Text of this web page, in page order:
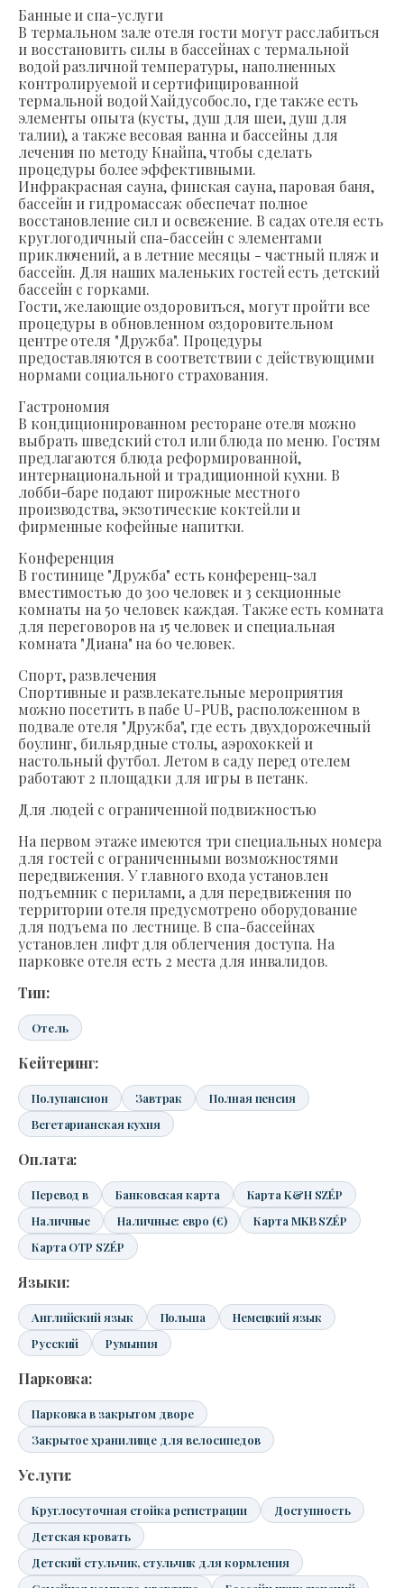
Банные и спа-услуги
В термальном зале отеля гости могут расслабиться
и восстановить силы в бассейнах с термальной
водой различной температуры, наполненных
контролируемой и сертифицированной
термальной водой Хайдусобосло, где также есть
элементы опыта (кусты, душ для шеи, душ для
талии), а также весовая ванна и бассейны для
лечения по методу Кнайпа, чтобы сделать
процедуры более эффективными.
Инфракрасная сауна, финская сауна, паровая баня,
бассейн и гидромассаж обеспечат полное
восстановление сил и освежение. В садах отеля есть
круглогодичный спа-бассейн с элементами
приключений, а в летние месяцы - частный пляж и
бассейн. Для наших маленьких гостей есть детский
бассейн с горками.
Гости, желающие оздоровиться, могут пройти все
процедуры в обновленном оздоровительном
центре отеля "Дружба". Процедуры
предоставляются в соответствии с действующими
нормами социального страхования.
Гастрономия
В кондиционированном ресторане отеля можно
выбрать шведский стол или блюда по меню. Гостям
предлагаются блюда реформированной,
интернациональной и традиционной кухни. В
лобби-баре подают пирожные местного
производства, экзотические коктейли и
фирменные кофейные напитки.
Конференция
В гостинице "Дружба" есть конференц-зал
вместимостью до 300 человек и 3 секционные
комнаты на 50 человек каждая. Также есть комната
для переговоров на 15 человек и специальная
комната "Диана" на 60 человек.
Спорт, развлечения
Спортивные и развлекательные мероприятия
можно посетить в пабе U-PUB, расположенном в
подвале отеля "Дружба", где есть двухдорожечный
боулинг, бильярдные столы, аэрохоккей и
настольный футбол. Летом в саду перед отелем
работают 2 площадки для игры в петанк.
Для людей с ограниченной подвижностью
На первом этаже имеются три специальных номера
для гостей с ограниченными возможностями
передвижения. У главного входа установлен
подъемник с перилами, а для передвижения по
территории отеля предусмотрено оборудование
для подъема по лестнице. В спа-бассейнах
установлен лифт для облегчения доступа. На
парковке отеля есть 2 места для инвалидов.
Тип:
Отель
Кейтеринг:
Полупансион Завтрак
Полная пенсия
Вегетарианская кухня
Оплата:
Перевод в Банковская карта
Карта K&H SZÉP
Наличные
Наличные: евро (€)
Карта MKB SZÉP
Карта OTP SZÉP
Языки:
Английский язык Польша
Немецкий язык
Русский
Румыния
Парковка:
Парковка в закрытом дворе
Закрытое хранилище для велосипедов
Услуги:
Круглосуточная стойка регистрации
Доступность
Детская кровать
Детский стульчик, стульчик для кормления